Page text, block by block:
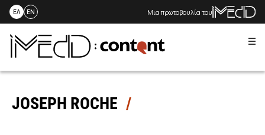
Skip
content
ΕΛ EN Μια πρωτοβουλία του
JOSEPH ROCHE